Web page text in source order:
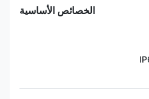
الخصائص الأساسية